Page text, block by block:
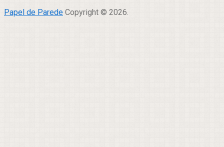
Papel de Parede Copyright © 2026.